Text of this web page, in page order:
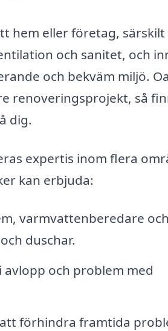
hem eller företag,
och sanitet, och
och bekväm miljö.
renoveringsprojekt, så
dig.
expertis inom flera
kan erbjuda:
varmvattenberedare
duschar.
och problem med
förhindra framtida